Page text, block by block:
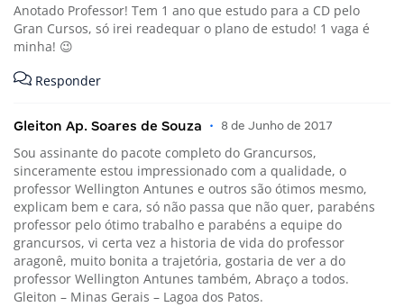
Anotado Professor! Tem 1 ano que estudo para a CD pelo
Gran Cursos, só irei readequar o plano de estudo! 1 vaga é
minha! 😉
Responder
Gleiton Ap. Soares de Souza • 8 de Junho de 2017
Sou assinante do pacote completo do Grancursos,
sinceramente estou impressionado com a qualidade, o
professor Wellington Antunes e outros são ótimos mesmo,
explicam bem e cara, só não passa que não quer, parabéns
professor pelo ótimo trabalho e parabéns a equipe do
grancursos, vi certa vez a historia de vida do professor
aragonê, muito bonita a trajetória, gostaria de ver a do
professor Wellington Antunes também, Abraço a todos.
Gleiton – Minas Gerais – Lagoa dos Patos.